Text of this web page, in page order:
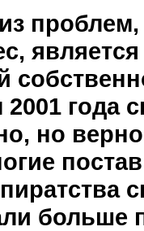
года
но
больше